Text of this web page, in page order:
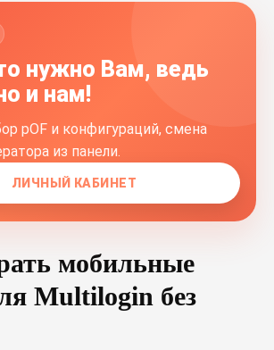
нужно Вам, ведь
и нам!
pOF и конфигураций, смена
из панели.
ЛИЧНЫЙ КАБИНЕТ
мобильные
Multilogin без